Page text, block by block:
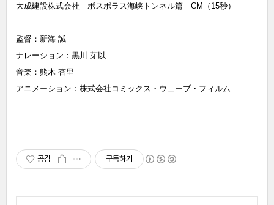
大成建設株式会社 ボスポラス海峡トンネル篇 CM（15秒）
監督：新海 誠
ナレーション：黒川 芽以
音楽：熊木 杏里
アニメーション：株式会社コミックス・ウェーブ・フィルム
공감 구독하기